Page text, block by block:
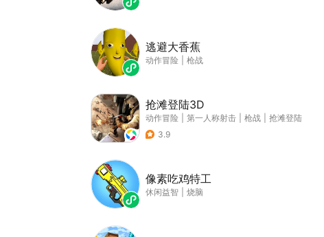
逃避大香蕉
动作冒险 枪战
抢滩登陆3D
动作冒险 第一人称射击 枪战
抢滩登陆
3.9
像素吃鸡特工
休闲益智 烧脑